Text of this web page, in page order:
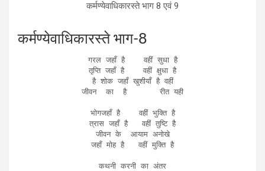
कर्मण्‍येवाधिकारस्‍ते भाग 8 एवं 9
कर्मण्‍येवाधिकारस्‍ते भाग-8
गरल जहाँ है    वहीं सुधा है
तृप्ति जहाँ है    वहीं क्षुधा है
है शोक जहाँ खुशीयाँ है वहीं
जीवन  का  है       रीत यही
भोगजहाँ है    वहीं भुक्ति है
त्रास जहाँ है   वहीं तुष्टि है
जीवन के  आयाम अनोखे
जहाँ मोह है   वहीं मुक्ति है
कथनी करनी का अंतर